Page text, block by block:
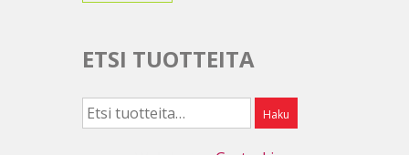
ETSI TUOTTEITA
Etsi: Haku